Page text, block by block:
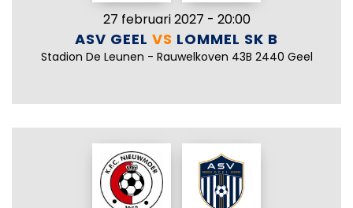
27 februari 2027 - 20:00
ASV GEEL VS LOMMEL SK B
Stadion De Leunen - Rauwelkoven 43B 2440 Geel